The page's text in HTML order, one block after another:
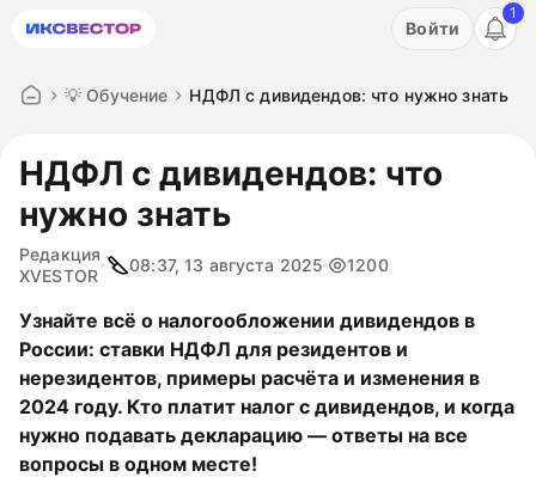
Акция: бесплатный пробный период на 3 дня!
Войти
1
💡 Обучение НДФЛ с дивидендов: что нужно знать
НДФЛ с дивидендов: что
нужно знать
Редакция
XVESTOR
08:37, 13 августа 2025 1200
Узнайте всё о налогообложении дивидендов в
России: ставки НДФЛ для резидентов и
нерезидентов, примеры расчёта и изменения в
2024 году. Кто платит налог с дивидендов, и когда
нужно подавать декларацию — ответы на все
вопросы в одном месте!